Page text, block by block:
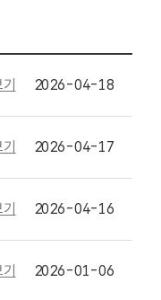
2026-04-18
2026-04-17
2026-04-16
2026-01-06